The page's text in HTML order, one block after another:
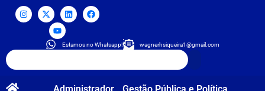
Estamos no Whatsapp! wagnerhsiqueira1@gmail.com